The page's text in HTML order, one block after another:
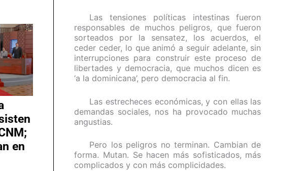
en
Las tensiones políticas intestinas fueron
responsables de muchos peligros, que fueron
sorteados por la sensatez, los acuerdos, el
ceder ceder, lo que animó a seguir adelante, sin
interrupciones para construir este proceso de
libertades y democracia, que muchos dicen es
‘a la dominicana’, pero democracia al fin.
Las estrecheces económicas, y con ellas las
demandas sociales, nos ha provocado muchas
angustias.
Pero los peligros no terminan. Cambian de
forma. Mutan. Se hacen más sofisticados, más
complicados y con más complicidades.